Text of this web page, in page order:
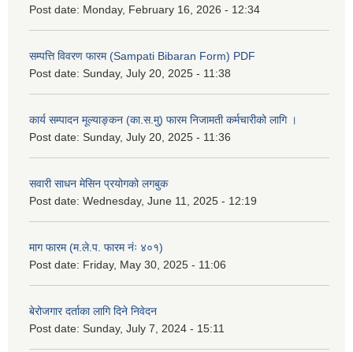
Post date: Monday, February 16, 2026 - 12:34
सम्पत्ति विवरण फारम (Sampati Bibaran Form) PDF
Post date: Sunday, July 20, 2025 - 11:38
कार्य सम्पादन मूल्याङ्कन (का.स.मु) फारम निजामती कर्मचारीको लागि ।
Post date: Sunday, July 20, 2025 - 11:36
सवारी साधन मेसिन प्रयोगको लगबुक
Post date: Wednesday, June 11, 2025 - 12:19
माग फारम (म.ले.प. फारम नंः ४०१)
Post date: Friday, May 30, 2025 - 11:06
बेरोजगार दर्ताका लागि दिने निवेदन
Post date: Sunday, July 7, 2024 - 15:11